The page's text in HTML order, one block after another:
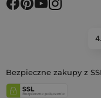
Bezpieczne zakupy z SSL